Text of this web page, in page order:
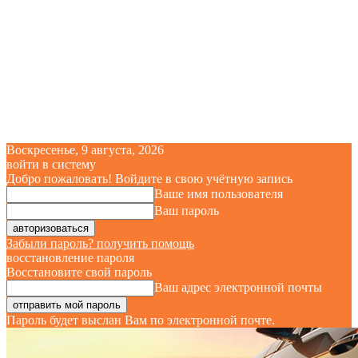
Воскресенье, 9 августа, 2026
войти в систему
Добро пожаловать! Войдите в свою учётную запись
Ваше имя пользователя
Ваш пароль
Забыли пароль? получить помощь
восстановление пароля
Восстановите свой пароль
Ваш адрес электронной почты
Пароль будет выслан Вам по электронной почте.